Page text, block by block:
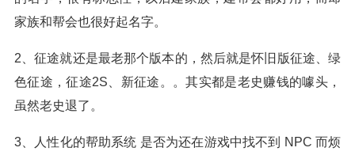
家族和帮会也很好起名字。
2、征途就还是最老那个版本的，然后就是怀旧版征途、绿
色征途，征途2S、新征途。。其实都是老史赚钱的噱头，
虽然老史退了。
3、人性化的帮助系统 是否为还在游戏中找不到 NPC 而烦